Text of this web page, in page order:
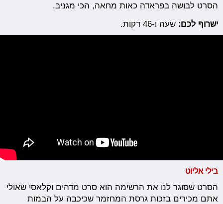
הסרט לבושה בפראדה כאות מחאה, הכי מגניב.
ישרוף לכם: שעה ו-46 דקות.
בילי אליוט
הסרט שסוגר לנו את הרשימה הוא סרט מדהים וקלאסי שאולי
אתם מכירים בזכות גרסת המחזמר שכיכבה על הבמות